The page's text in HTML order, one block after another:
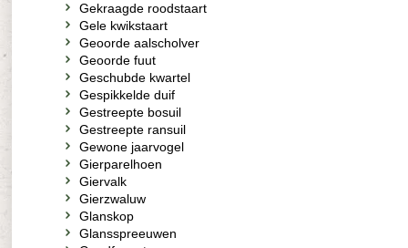
Gekraagde roodstaart
Gele kwikstaart
Geoorde aalscholver
Geoorde fuut
Geschubde kwartel
Gespikkelde duif
Gestreepte bosuil
Gestreepte ransuil
Gewone jaarvogel
Gierparelhoen
Giervalk
Gierzwaluw
Glanskop
Glansspreeuwen